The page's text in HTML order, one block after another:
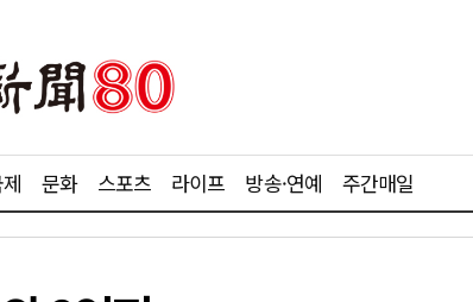
문화 스포츠 라이프 방송·연예 주간매일